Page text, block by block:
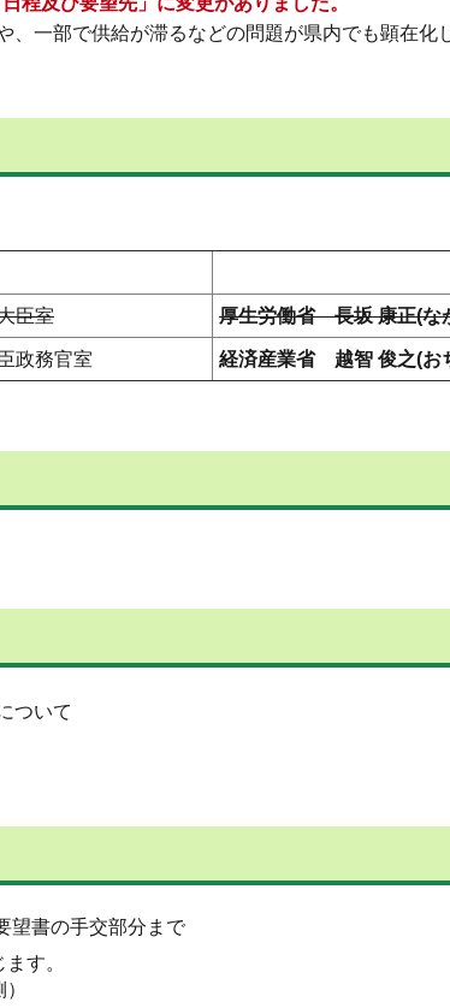
一部で供給が滞るなどの問題が県内でも顕在
臣室 厚生労働省 長坂 康正(な
政務官室 経済産業省 越智 俊之(お
ついて
望書の手交部分まで
す。